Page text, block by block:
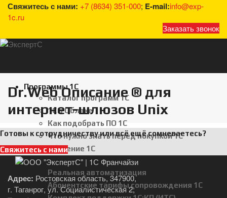
Свяжитесь с нами: +7 (8634) 351-000; E-mail:info@exp-
1c.ru
Заказать звонок
Программы 1С
Каталог программ 1С
1С в Облаке
Как подобрать ПО 1С
Что нужно знать перед покупкой 1С
Обучение 1С
Услуги 1С
Реальная автоматизация
Абонентские тарифы сопровождения 1С
Dr.Web Описание ® для
интернет-шлюзов Unix
Готовы к сотрудничеству или всё ещё сомневаетесь?
Свяжитесь с нами
Адрес: Ростовская область, 347900,
г. Таганрог, ул. Социалистическая 2;